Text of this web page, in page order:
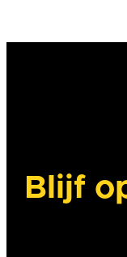
Blijf